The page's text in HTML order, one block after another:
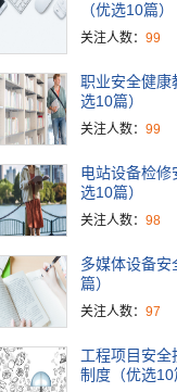
（优选10篇）
关注人数： 99
职业安全健康
选10篇）
关注人数： 99
电站设备检修
选10篇）
关注人数： 98
多媒体设备安
篇）
关注人数： 97
工程项目安全
制度（优选10